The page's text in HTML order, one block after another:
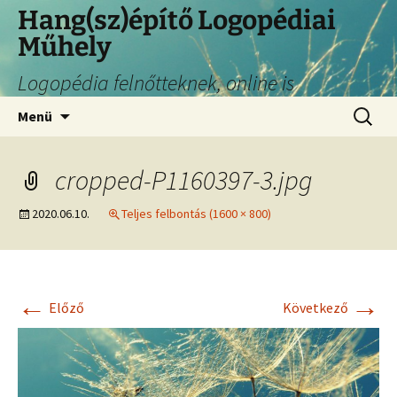
Hang(sz)építő Logopédiai
Műhely
Logopédia felnőtteknek, online is
Menü
cropped-P1160397-3.jpg
2020.06.10. Teljes felbontás (1600 × 800)
← Előző Következő →